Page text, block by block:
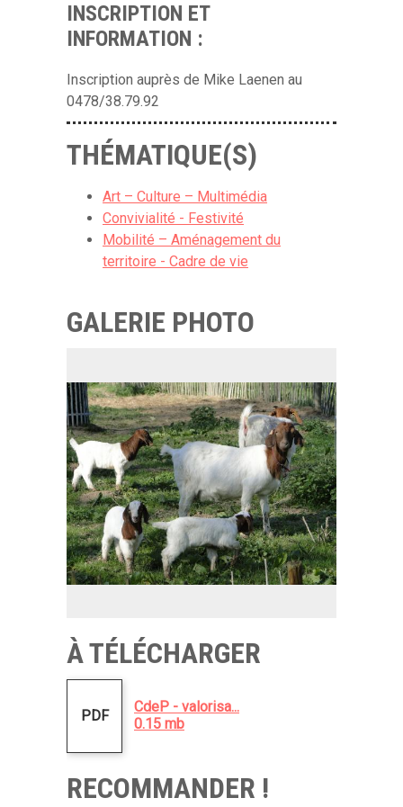
INSCRIPTION ET
INFORMATION :
Inscription auprès de Mike Laenen au
0478/38.79.92
THÉMATIQUE(S)
Art – Culture – Multimédia
Convivialité - Festivité
Mobilité – Aménagement du
territoire - Cadre de vie
GALERIE PHOTO
À TÉLÉCHARGER
PDF
CdeP - valorisa...
0.15 mb
RECOMMANDER !